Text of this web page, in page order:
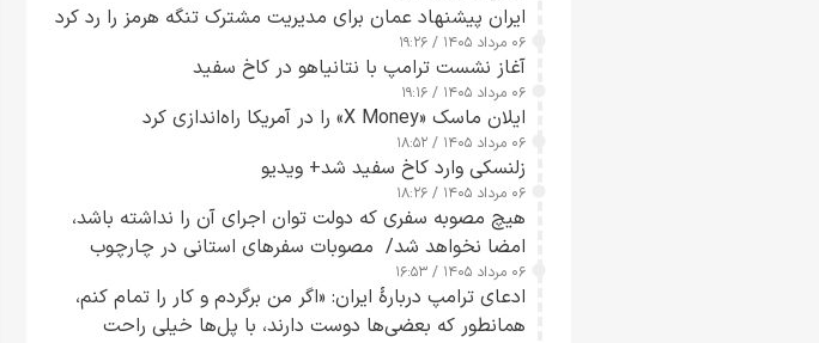
ایران پیشنهاد عمان برای مدیریت مشترک تنگه هرمز را رد کرد
۰۶ مرداد ۱۴۰۵ / ۱۹:۲۶
آغاز نشست ترامپ با نتانیاهو در کاخ سفید
۰۶ مرداد ۱۴۰۵ / ۱۹:۱۶
ایلان ماسک «X Money» را در آمریکا راه‌اندازی کرد
۰۶ مرداد ۱۴۰۵ / ۱۸:۵۲
زلنسکی وارد کاخ سفید شد+ ویدیو
۰۶ مرداد ۱۴۰۵ / ۱۸:۲۶
هیچ مصوبه سفری که دولت توان اجرای آن را نداشته باشد،
امضا نخواهد شد/ مصوبات سفرهای استانی در چارچوب
قانون بودجه است+ عکس
۰۶ مرداد ۱۴۰۵ / ۱۶:۵۳
ادعای ترامپ دربارهٔ ایران: «اگر من برگردم و کار را تمام کنم،
همانطور که بعضی‌ها دوست دارند، با پل‌ها خیلی راحت